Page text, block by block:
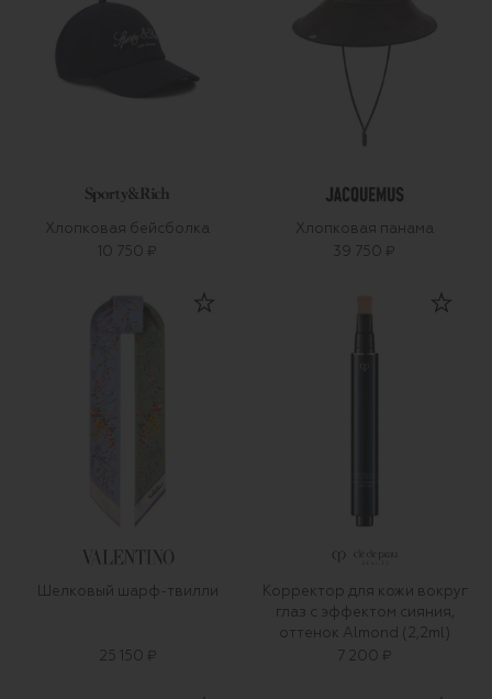
Хлопковая бейсболка
10 750 ₽
Хлопковая панама
39 750 ₽
Шелковый шарф-твилли
25 150 ₽
Корректор для кожи вокруг
глаз с эффектом сияния,
оттенок Almond (2,2ml)
7 200 ₽